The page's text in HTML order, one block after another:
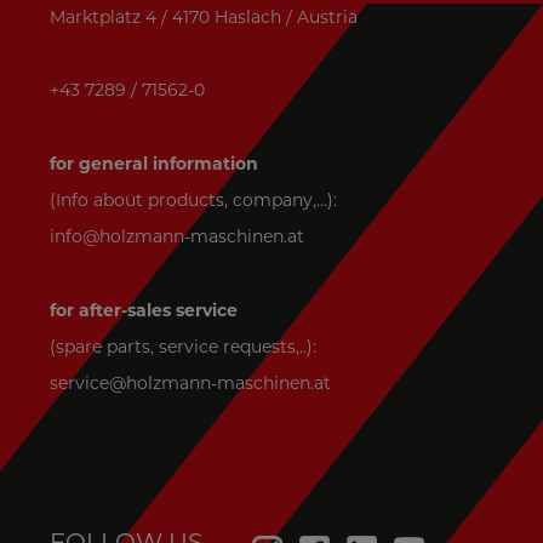
Marktplatz 4 / 4170 Haslach / Austria
+43 7289 / 71562-0
for general information
(Info about products, company,...):
info@holzmann-maschinen.at
for after-sales service
(spare parts, service requests,..):
service@holzmann-maschinen.at